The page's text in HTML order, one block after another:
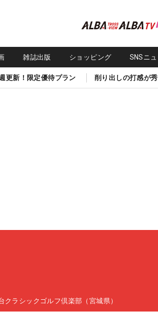
雑誌出版 ショッピング SNSニ
更新！限定優待プラン 削り出しの打感が
クラシックゴルフ倶楽部（宮城県）